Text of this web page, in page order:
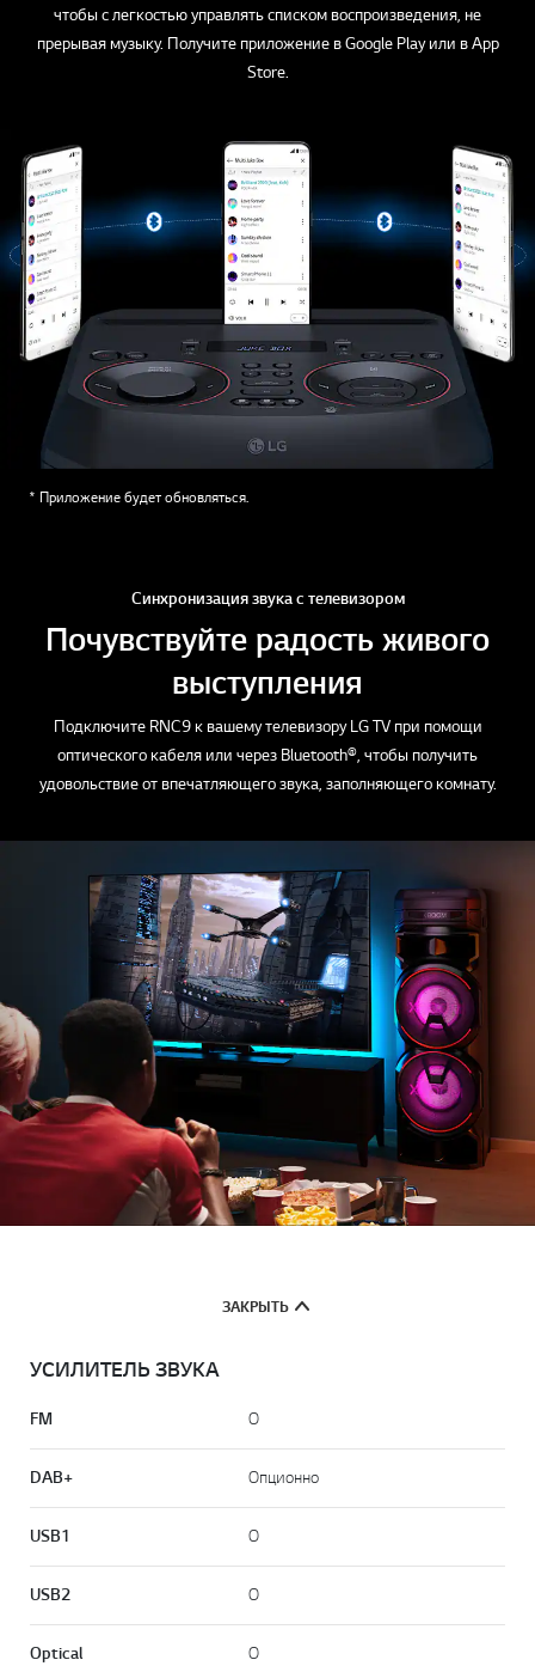
чтобы с легкостью управлять списком воспроизведения, не
прерывая музыку. Получите приложение в Google Play или в App
Store.
* Приложение будет обновляться.
Синхронизация звука с телевизором
Почувствуйте радость живого
выступления
Подключите RNC9 к вашему телевизору LG TV при помощи
оптического кабеля или через Bluetooth®, чтобы получить
удовольствие от впечатляющего звука, заполняющего комнату.
ЗАКРЫТЬ
УСИЛИТЕЛЬ ЗВУКА
FM O
DAB+ Опционно
USB1 O
USB2 O
Optical O